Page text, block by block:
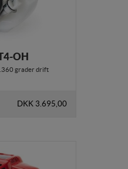
OH
grader drift
DKK 3.695,00